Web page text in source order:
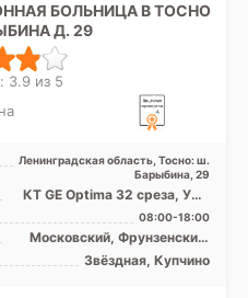
БОЛЬНИЦА В ТОСНО
Д. 29
3.9 из 5
Ленинградская область, Тосно: ш.
Барыбина, 29
КТ GE Optima 32 среза, УЗИ
аппарат, Рентген аппарат
08:00-18:00
Московский, Фрунзенский,
Лен. область
Звёздная, Купчино